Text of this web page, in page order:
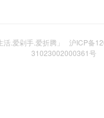
.爱剁手.爱折腾」 沪ICP备
31023002000361号